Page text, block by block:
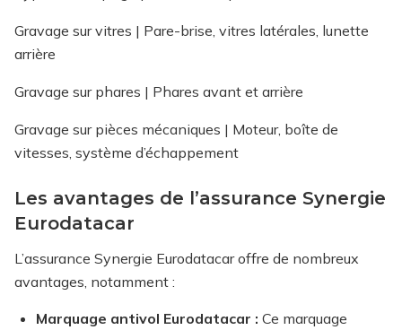
Gravage sur vitres | Pare-brise, vitres latérales, lunette
arrière
Gravage sur phares | Phares avant et arrière
Gravage sur pièces mécaniques | Moteur, boîte de
vitesses, système d’échappement
Les avantages de l’assurance Synergie
Eurodatacar
L’assurance Synergie Eurodatacar offre de nombreux
avantages, notamment :
Marquage antivol Eurodatacar : Ce marquage